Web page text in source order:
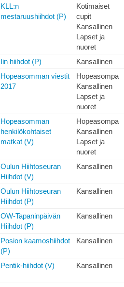
KLL:n
mestaruushiihdot (P)
Kotimaiset
cupit
Kansallinen
Lapset ja
nuoret
Iin hiihdot (P)
Kansallinen
Hopeasomman viestit
2017
Hopeasompa
Kansallinen
Lapset ja
nuoret
Hopeasomman
henkilökohtaiset
matkat (V)
Hopeasompa
Kansallinen
Lapset ja
nuoret
Oulun Hiihtoseuran
Hiihdot (V)
Kansallinen
Oulun Hiihtoseuran
Hiihdot (P)
Kansallinen
OW-Tapaninpäivän
Hiihdot (P)
Kansallinen
Posion kaamoshiihdot
(P)
Kansallinen
Pentik-hiihdot (V) Kansallinen